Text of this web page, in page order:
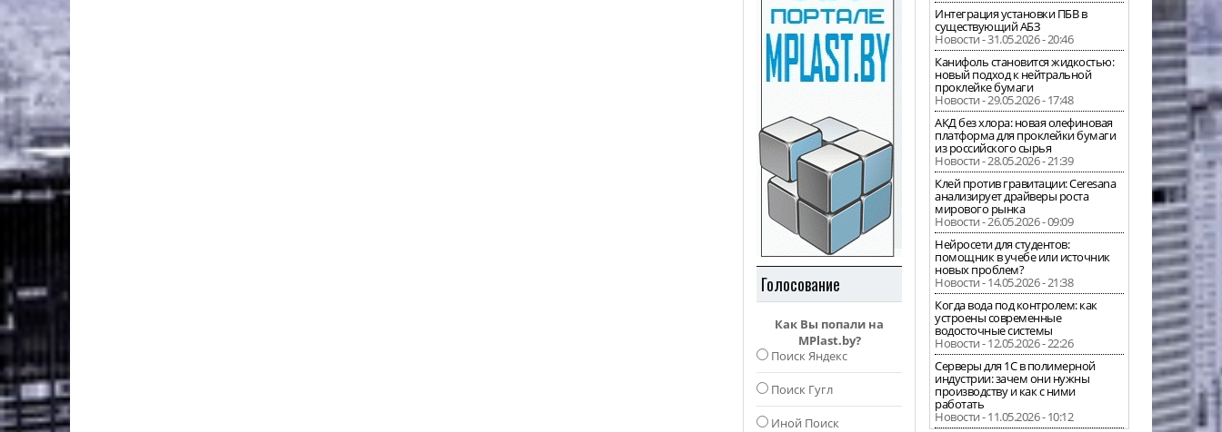
Голосование
Как Вы попали на
MPlast.by?
Поиск Яндекс
Поиск Гугл
Иной Поиск
Интеграция установки ПБВ в
существующий АБЗ
Новости - 31.05.2026 - 20:46
Канифоль становится жидкостью:
новый подход к нейтральной
проклейке бумаги
Новости - 29.05.2026 - 17:48
АКД без хлора: новая олефиновая
платформа для проклейки бумаги
из российского сырья
Новости - 28.05.2026 - 21:39
Клей против гравитации: Ceresana
анализирует драйверы роста
мирового рынка
Новости - 26.05.2026 - 09:09
Нейросети для студентов:
помощник в учебе или источник
новых проблем?
Новости - 14.05.2026 - 21:38
Когда вода под контролем: как
устроены современные
водосточные системы
Новости - 12.05.2026 - 22:26
Серверы для 1С в полимерной
индустрии: зачем они нужны
производству и как с ними
работать
Новости - 11.05.2026 - 10:12